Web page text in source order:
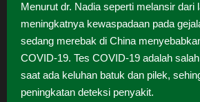
Menurut dr. Nadia seperti melansir dari
meningkatnya kewaspadaan pada
sedang merebak di China
COVID-19. Tes COVID-19 adalah
saat ada keluhan batuk dan pilek,
peningkatan deteksi penyakit.